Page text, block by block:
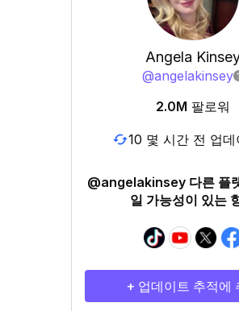
Angela
@angelakinsey
2.0M 팔로워
10 몇 시간 전 업데
@angelakinsey 다른 플
일 가능성이 있는
+ 업데이트 추적에